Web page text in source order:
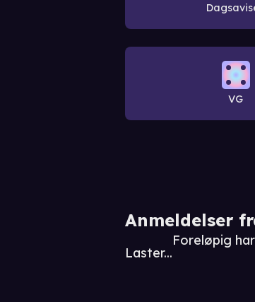
VG
Anmeldelser
Laster...
Foreløpig